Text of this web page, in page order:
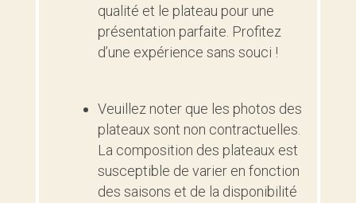
qualité et le plateau pour une
présentation parfaite. Profitez
d’une expérience sans souci !
Veuillez noter que les photos des
plateaux sont non contractuelles.
La composition des plateaux est
susceptible de varier en fonction
des saisons et de la disponibilité